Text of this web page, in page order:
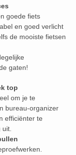
goede fiets
en goed verlicht
de mooiste fietsen
gaten!
top
om je te
bureau-organizer
efficiënter te
uit.